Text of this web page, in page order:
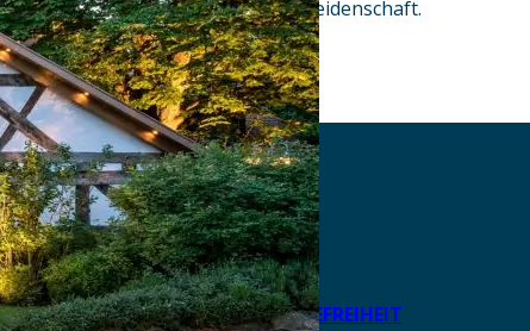
verantwortungsvoll und voller Leidenschaft.
AKTUELLES
DOWNLOADS
DATENSCHUTZ
IMPRESSUM
LEICHTE SPRACHE
ERKLÄRUNG ZUR BARRIEREFREIHEIT